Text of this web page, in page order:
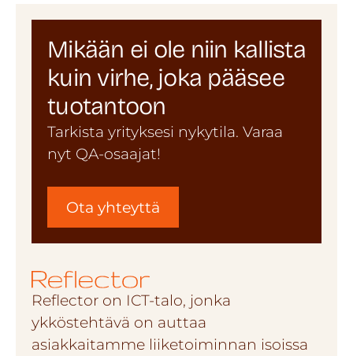
Mikään ei ole niin kallista
kuin virhe, joka pääsee
tuotantoon
Tarkista yrityksesi nykytila. Varaa
nyt QA-osaajat!
Ota yhteyttä
Reflector on ICT-talo, jonka
ykköstehtävä on auttaa
asiakkaitamme liiketoiminnan isoissa